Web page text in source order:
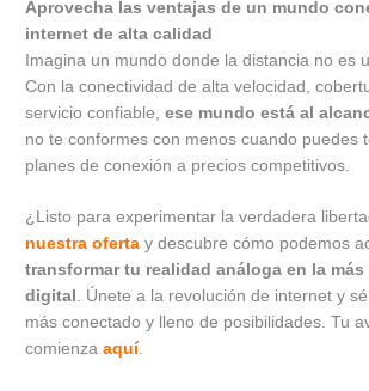
Aprovecha las ventajas de un mundo
internet de alta calidad
Imagina un mundo donde la distancia no es
Con la conectividad de alta velocidad,
servicio confiable,ese mundo está al
no te conformes con menos cuando puedes
planes de conexión a precios competitivos.
¿Listo para experimentar la verdadera
nuestra oferta y descubre cómo podemos
transformar tu realidad análoga en la
digital . Únete a la revolución de internet y
más conectado y lleno de posibilidades. Tu
comienzaaquí.